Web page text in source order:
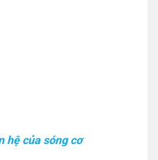
hệ của sóng cơ